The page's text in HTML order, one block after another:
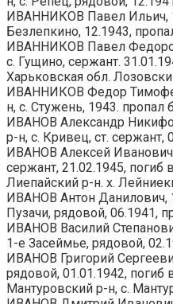
ИВАННИКОВ Павел Ильич,
Безлепкино, 12.1943,
ИВАННИКОВ Павел
с. Гущино, сержант.
Харьковская обл.
ИВАННИКОВ Федор
н, с. Стужень, 1943. пропал
ИВАНОВ Александр
р-н, с. Кривец, ст. сержант,
ИВАНОВ Алексей
сержант, 21.02.1945, погиб
Лиепайский р-н. х.
ИВАНОВ Антон Данилович,
Пузачи, рядовой, 06.1941,
ИВАНОВ Василий
1-е Засеймье, рядовой,
ИВАНОВ Григорий
рядовой, 01.01.1942, погиб
Мантуровский р-н, с.